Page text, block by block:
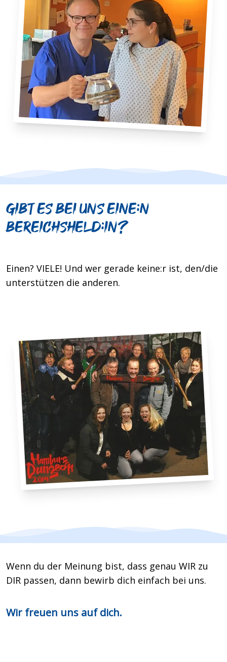
Gibt es bei uns eine:n
Bereichsheld:in?
Einen? VIELE! Und wer gerade keine:r ist, den/die
unterstützen die anderen.
Wenn du der Meinung bist, dass genau WIR zu
DIR passen, dann bewirb dich einfach bei uns.
Wir freuen uns auf dich.